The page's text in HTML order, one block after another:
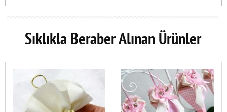
Sıklıkla Beraber Alınan Ürünler